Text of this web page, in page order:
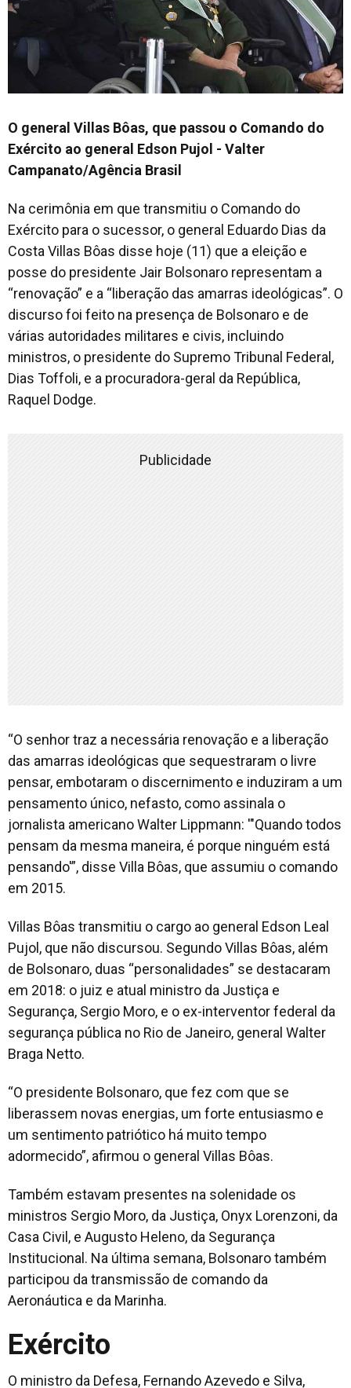
O general Villas Bôas, que passou o Comando do
Exército ao general Edson Pujol - Valter
Campanato/Agência Brasil
Na cerimônia em que transmitiu o Comando do
Exército para o sucessor, o general Eduardo Dias da
Costa Villas Bôas disse hoje (11) que a eleição e
posse do presidente Jair Bolsonaro representam a
“renovação” e a “liberação das amarras ideológicas”. O
discurso foi feito na presença de Bolsonaro e de
várias autoridades militares e civis, incluindo
ministros, o presidente do Supremo Tribunal Federal,
Dias Toffoli, e a procuradora-geral da República,
Raquel Dodge.
Publicidade
“O senhor traz a necessária renovação e a liberação
das amarras ideológicas que sequestraram o livre
pensar, embotaram o discernimento e induziram a um
pensamento único, nefasto, como assinala o
jornalista americano Walter Lippmann: '"Quando todos
pensam da mesma maneira, é porque ninguém está
pensando'”, disse Villa Bôas, que assumiu o comando
em 2015.
Villas Bôas transmitiu o cargo ao general Edson Leal
Pujol, que não discursou. Segundo Villas Bôas, além
de Bolsonaro, duas “personalidades” se destacaram
em 2018: o juiz e atual ministro da Justiça e
Segurança, Sergio Moro, e o ex-interventor federal da
segurança pública no Rio de Janeiro, general Walter
Braga Netto.
“O presidente Bolsonaro, que fez com que se
liberassem novas energias, um forte entusiasmo e
um sentimento patriótico há muito tempo
adormecido”, afirmou o general Villas Bôas.
Também estavam presentes na solenidade os
ministros Sergio Moro, da Justiça, Onyx Lorenzoni, da
Casa Civil, e Augusto Heleno, da Segurança
Institucional. Na última semana, Bolsonaro também
participou da transmissão de comando da
Aeronáutica e da Marinha.
Exército
O ministro da Defesa, Fernando Azevedo e Silva,